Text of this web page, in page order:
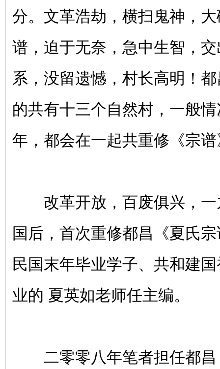
分。文革浩劫，横扫鬼神，
谱，迫于无奈，急中生智，
系，没留遗憾，村长高明！
的共有十三个自然村，一般
年，都会在一起共重修《宗
改革开放，百废俱兴，一
国后，首次重修都昌《夏氏
民国末年毕业学子、共和建
业的 夏英如老师任主编。
二零零八年笔者担任都昌